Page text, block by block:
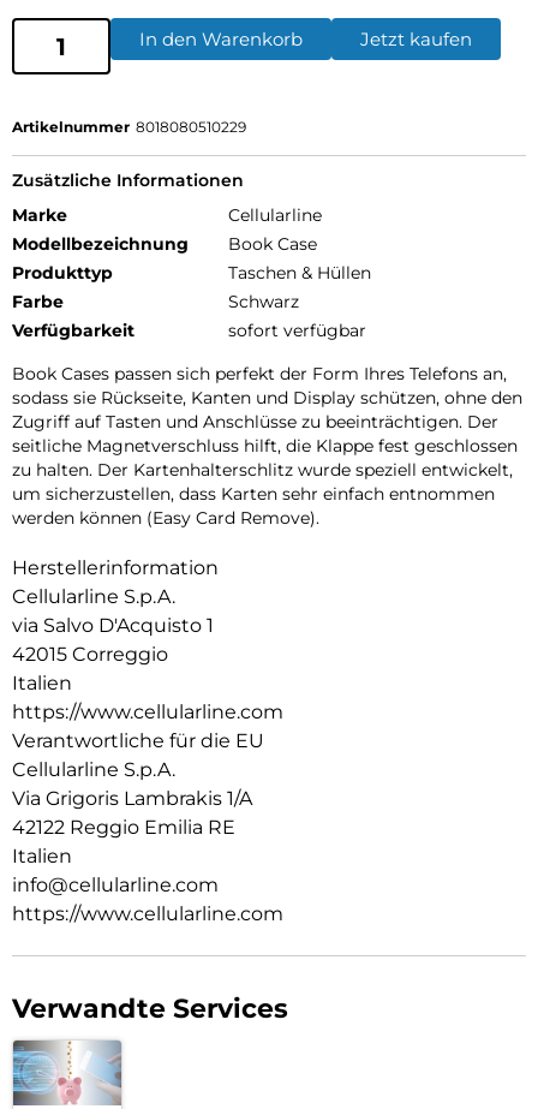
In den Warenkorb Jetzt kaufen
Artikelnummer 8018080510229
Zusätzliche Informationen
Marke
Cellularline
Modellbezeichnung
Book Case
Produkttyp
Taschen & Hüllen
Farbe
Schwarz
Verfügbarkeit
sofort verfügbar
Book Cases passen sich perfekt der Form Ihres Telefons an,
sodass sie Rückseite, Kanten und Display schützen, ohne den
Zugriff auf Tasten und Anschlüsse zu beeinträchtigen. Der
seitliche Magnetverschluss hilft, die Klappe fest geschlossen
zu halten. Der Kartenhalterschlitz wurde speziell entwickelt,
um sicherzustellen, dass Karten sehr einfach entnommen
werden können (Easy Card Remove).
Herstellerinformation
Cellularline S.p.A.
via Salvo D'Acquisto 1
42015 Correggio
Italien
https://www.cellularline.com
Verantwortliche für die EU
Cellularline S.p.A.
Via Grigoris Lambrakis 1/A
42122 Reggio Emilia RE
Italien
info@cellularline.com
https://www.cellularline.com
Verwandte Services